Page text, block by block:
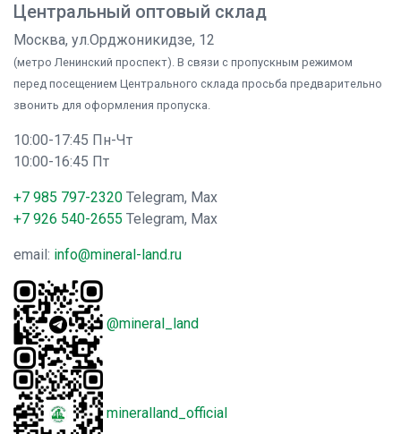
Центральный оптовый склад
Москва, ул.Орджоникидзе, 12
(метро Ленинский проспект). В связи с пропускным режимом
перед посещением Центрального склада просьба предварительно
звонить для оформления пропуска.
10:00-17:45 Пн-Чт
10:00-16:45 Пт
+7 985 797-2320 Telegram, Max
+7 926 540-2655 Telegram, Max
email: info@mineral-land.ru
@mineral_land
mineralland_official